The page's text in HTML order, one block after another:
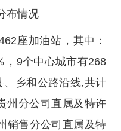
布情况
座加油站，其中：
，9个中心城市有268
、乡和公路沿线,共计
州分公司直属及特许
销售分公司直属及特